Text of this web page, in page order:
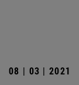
08 | 03 | 2021